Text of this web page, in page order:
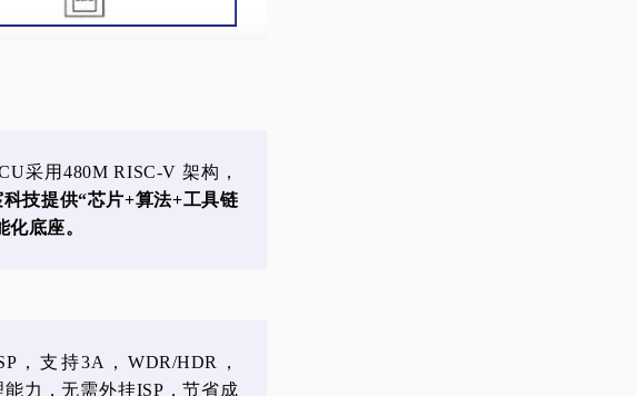
采用480M RISC-V 架构，
科技提供“芯片+算法+工具链
底座。
，支持3A，WDR/HDR，
力，无需外挂ISP，节省成